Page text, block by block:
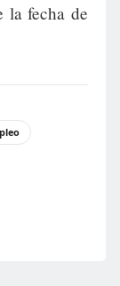
la fecha de